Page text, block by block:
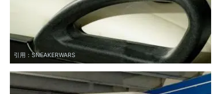
引用：SNEAKERWARS